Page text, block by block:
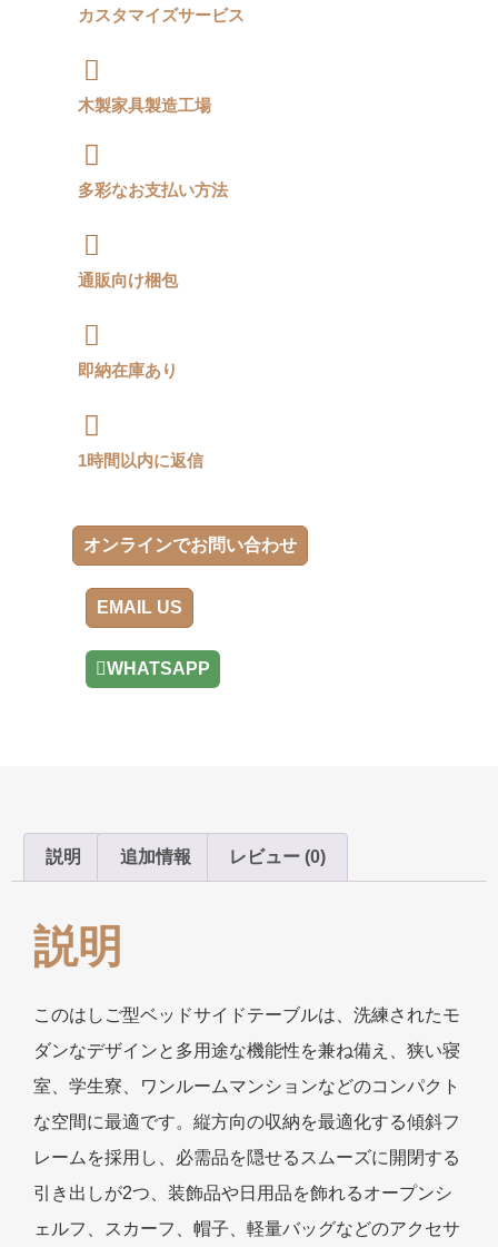
カスタマイズサービス
木製家具製造工場
多彩なお支払い方法
通販向け梱包
即納在庫あり
1時間以内に返信
オンラインでお問い合わせ
EMAIL US
WHATSAPP
説明 追加情報 レビュー (0)
説明
このはしご型ベッドサイドテーブルは、洗練されたモ
ダンなデザインと多用途な機能性を兼ね備え、狭い寝
室、学生寮、ワンルームマンションなどのコンパクト
な空間に最適です。縦方向の収納を最適化する傾斜フ
レームを採用し、必需品を隠せるスムーズに開閉する
引き出しが2つ、装飾品や日用品を飾れるオープンシ
ェルフ、スカーフ、帽子、軽量バッグなどのアクセサ